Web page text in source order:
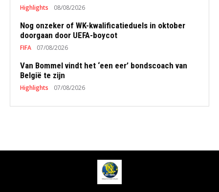
Highlights 08/08/2026
Nog onzeker of WK-kwalificatieduels in oktober
doorgaan door UEFA-boycot
FIFA 07/08/2026
Van Bommel vindt het ‘een eer’ bondscoach van
België te zijn
Highlights 07/08/2026